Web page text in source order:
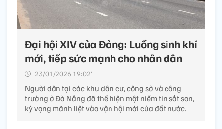
Đại hội XIV của Đảng: Luồng sinh khí
mới, tiếp sức mạnh cho nhân dân
23/01/2026 19:02’
Người dân tại các khu dân cư, công sở và công
trường ở Đà Nẵng đã thể hiện một niềm tin sắt son,
kỳ vọng mãnh liệt vào vận hội mới của đất nước.